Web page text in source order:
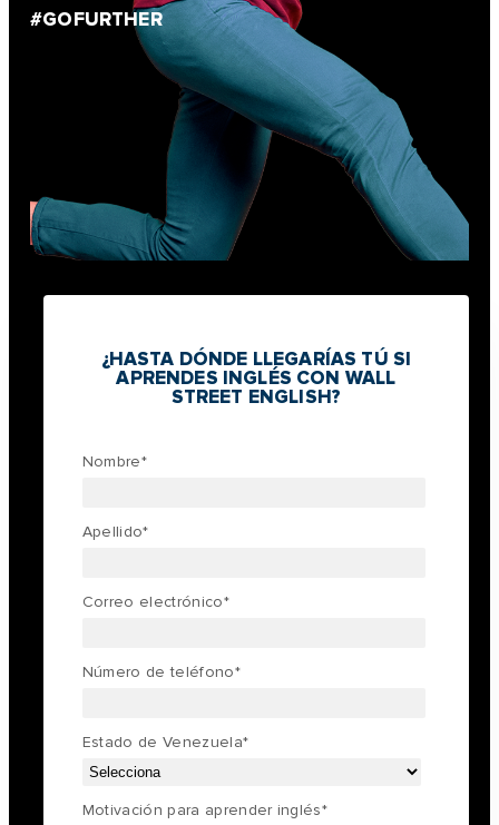
#GOFURTHER
¿HASTA DÓNDE LLEGARÍAS TÚ SI
APRENDES INGLÉS CON WALL
STREET ENGLISH?
Nombre*
Apellido*
Correo electrónico*
Número de teléfono*
Estado de Venezuela*
Motivación para aprender inglés*